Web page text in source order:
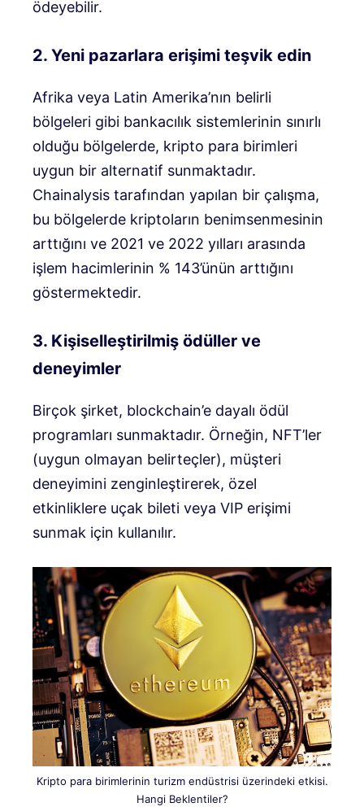
ödeyebilir.
2. Yeni pazarlara erişimi teşvik edin
Afrika veya Latin Amerika’nın belirli
bölgeleri gibi bankacılık sistemlerinin sınırlı
olduğu bölgelerde, kripto para birimleri
uygun bir alternatif sunmaktadır.
Chainalysis tarafından yapılan bir çalışma,
bu bölgelerde kriptoların benimsenmesinin
arttığını ve 2021 ve 2022 yılları arasında
işlem hacimlerinin % 143’ünün arttığını
göstermektedir.
3. Kişiselleştirilmiş ödüller ve
deneyimler
Birçok şirket, blockchain’e dayalı ödül
programları sunmaktadır. Örneğin, NFT’ler
(uygun olmayan belirteçler), müşteri
deneyimini zenginleştirerek, özel
etkinliklere uçak bileti veya VIP erişimi
sunmak için kullanılır.
Kripto para birimlerinin turizm endüstrisi üzerindeki etkisi.
Hangi Beklentiler?